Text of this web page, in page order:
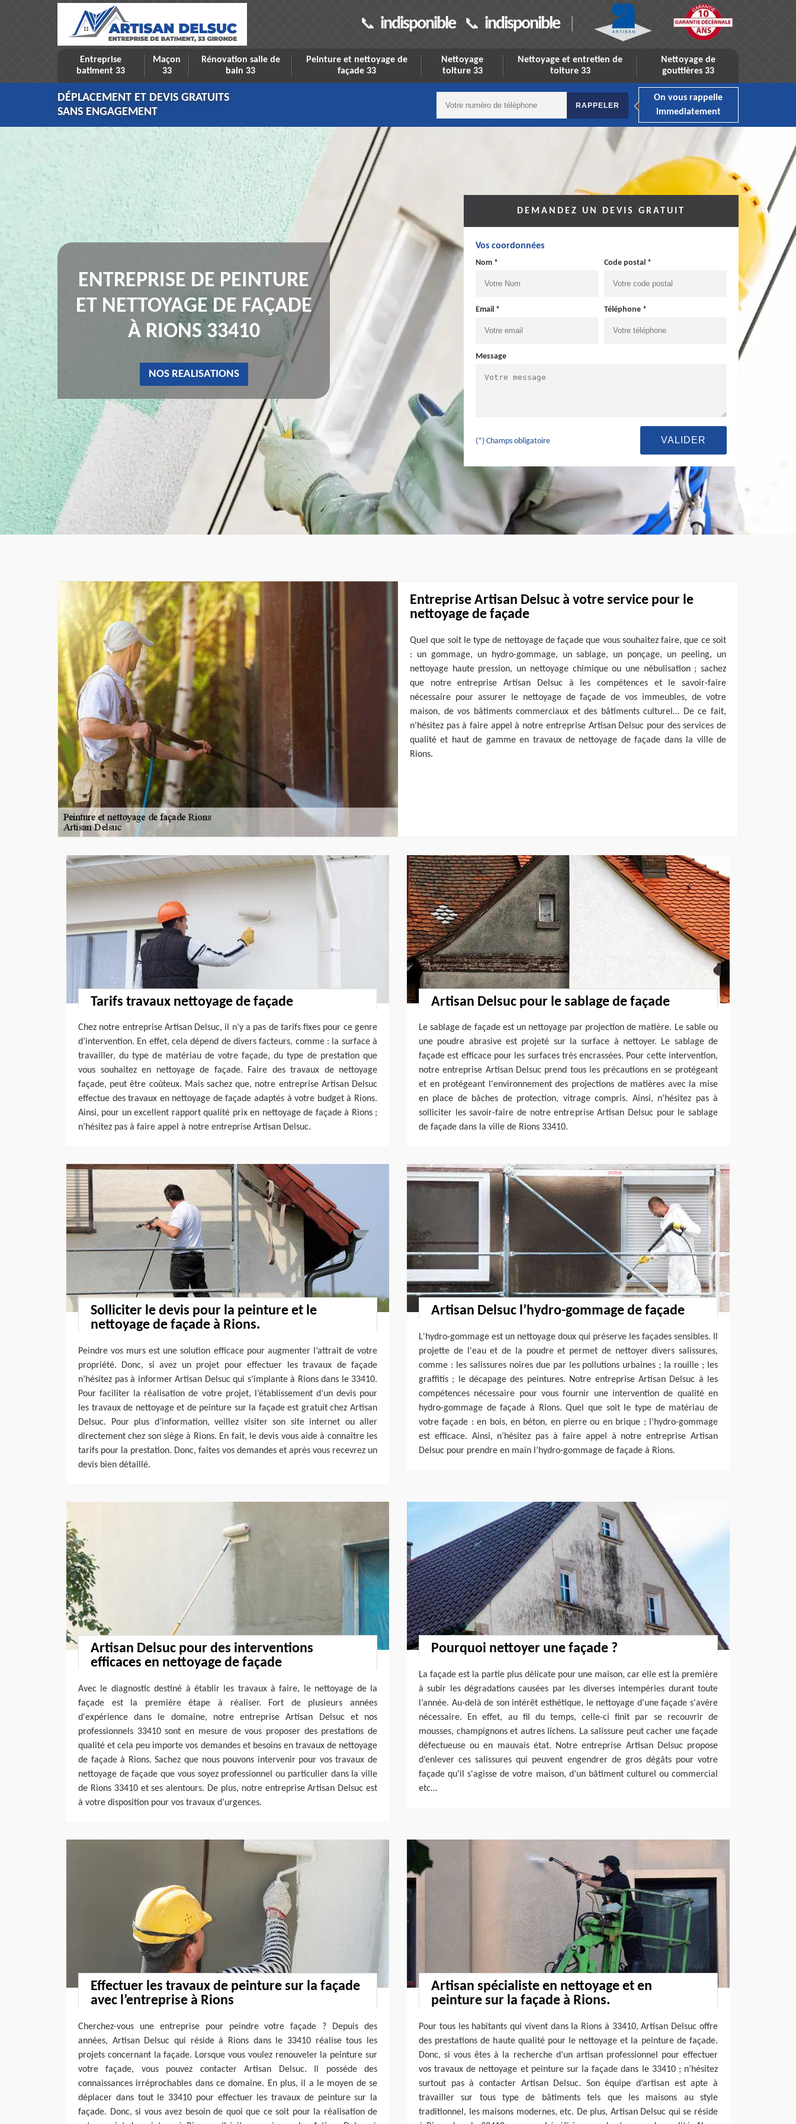
indisponible indisponible
Entreprise
batiment 33
Maçon
33
Rénovation salle de
bain 33
Peinture et nettoyage de
façade 33
Nettoyage
toiture 33
Nettoyage et entretien de
toiture 33
Nettoyage de
gouttières 33
DÉPLACEMENT ET DEVIS GRATUITS
SANS ENGAGEMENT
On vous rappelle
immediatement
ENTREPRISE DE PEINTURE
ET NETTOYAGE DE FAÇADE
À RIONS 33410
NOS REALISATIONS
DEMANDEZ UN DEVIS GRATUIT
Vos coordonnées
Nom * Code postal *
Email * Téléphone *
Message
(*) Champs obligatoire
Entreprise Artisan Delsuc à votre service pour le
nettoyage de façade
Quel que soit le type de nettoyage de façade que vous souhaitez faire, que ce soit
: un gommage, un hydro-gommage, un sablage, un ponçage, un peeling, un
nettoyage haute pression, un nettoyage chimique ou une nébulisation ; sachez
que notre entreprise Artisan Delsuc à les compétences et le savoir-faire
nécessaire pour assurer le nettoyage de façade de vos immeubles, de votre
maison, de vos bâtiments commerciaux et des bâtiments culturel… De ce fait,
n’hésitez pas à faire appel à notre entreprise Artisan Delsuc pour des services de
qualité et haut de gamme en travaux de nettoyage de façade dans la ville de
Rions.
Tarifs travaux nettoyage de façade
Chez notre entreprise Artisan Delsuc, il n’y a pas de tarifs fixes pour ce genre
d’intervention. En effet, cela dépend de divers facteurs, comme : la surface à
travailler, du type de matériau de votre façade, du type de prestation que
vous souhaitez en nettoyage de façade. Faire des travaux de nettoyage
façade, peut être coûteux. Mais sachez que, notre entreprise Artisan Delsuc
effectue des travaux en nettoyage de façade adaptés à votre budget à Rions.
Ainsi, pour un excellent rapport qualité prix en nettoyage de façade à Rions ;
n’hésitez pas à faire appel à notre entreprise Artisan Delsuc.
Artisan Delsuc pour le sablage de façade
Le sablage de façade est un nettoyage par projection de matière. Le sable ou
une poudre abrasive est projeté sur la surface à nettoyer. Le sablage de
façade est efficace pour les surfaces très encrassées. Pour cette intervention,
notre entreprise Artisan Delsuc prend tous les précautions en se protégeant
et en protégeant l'environnement des projections de matières avec la mise
en place de bâches de protection, vitrage compris. Ainsi, n’hésitez pas à
solliciter les savoir-faire de notre entreprise Artisan Delsuc pour le sablage
de façade dans la ville de Rions 33410.
Solliciter le devis pour la peinture et le
nettoyage de façade à Rions.
Peindre vos murs est une solution efficace pour augmenter l’attrait de votre
propriété. Donc, si avez un projet pour effectuer les travaux de façade
n’hésitez pas à informer Artisan Delsuc qui s’implante à Rions dans le 33410.
Pour faciliter la réalisation de votre projet, l’établissement d’un devis pour
les travaux de nettoyage et de peinture sur la façade est gratuit chez Artisan
Delsuc. Pour plus d’information, veillez visiter son site internet ou aller
directement chez son siège à Rions. En fait, le devis vous aide à connaître les
tarifs pour la prestation. Donc, faites vos demandes et après vous recevrez un
devis bien détaillé.
Artisan Delsuc l’hydro-gommage de façade
L'hydro-gommage est un nettoyage doux qui préserve les façades sensibles. Il
projette de l'eau et de la poudre et permet de nettoyer divers salissures,
comme : les salissures noires due par les pollutions urbaines ; la rouille ; les
graffitis ; le décapage des peintures. Notre entreprise Artisan Delsuc à les
compétences nécessaire pour vous fournir une intervention de qualité en
hydro-gommage de façade à Rions. Quel que soit le type de matériau de
votre façade : en bois, en béton, en pierre ou en brique ; l’hydro-gommage
est efficace. Ainsi, n’hésitez pas à faire appel à notre entreprise Artisan
Delsuc pour prendre en main l’hydro-gommage de façade à Rions.
Artisan Delsuc pour des interventions
efficaces en nettoyage de façade
Avec le diagnostic destiné à établir les travaux à faire, le nettoyage de la
façade est la première étape à réaliser. Fort de plusieurs années
d'expérience dans le domaine, notre entreprise Artisan Delsuc et nos
professionnels 33410 sont en mesure de vous proposer des prestations de
qualité et cela peu importe vos demandes et besoins en travaux de nettoyage
de façade à Rions. Sachez que nous pouvons intervenir pour vos travaux de
nettoyage de façade que vous soyez professionnel ou particulier dans la ville
de Rions 33410 et ses alentours. De plus, notre entreprise Artisan Delsuc est
à votre disposition pour vos travaux d’urgences.
Pourquoi nettoyer une façade ?
La façade est la partie plus délicate pour une maison, car elle est la première
à subir les dégradations causées par les diverses intempéries durant toute
l’année. Au-delà de son intérêt esthétique, le nettoyage d'une façade s'avère
nécessaire. En effet, au fil du temps, celle-ci finit par se recouvrir de
mousses, champignons et autres lichens. La salissure peut cacher une façade
défectueuse ou en mauvais état. Notre entreprise Artisan Delsuc propose
d’enlever ces salissures qui peuvent engendrer de gros dégâts pour votre
façade qu'il s'agisse de votre maison, d’un bâtiment culturel ou commercial
etc…
Effectuer les travaux de peinture sur la façade
avec l’entreprise à Rions
Cherchez-vous une entreprise pour peindre votre façade ? Depuis des
années, Artisan Delsuc qui réside à Rions dans le 33410 réalise tous les
projets concernant la façade. Lorsque vous voulez renouveler la peinture sur
votre façade, vous pouvez contacter Artisan Delsuc. Il possède des
connaissances irréprochables dans ce domaine. En plus, il a le moyen de se
déplacer dans tout le 33410 pour effectuer les travaux de peinture sur la
façade. Donc, si vous avez besoin de quoi que ce soit pour la réalisation de
Artisan spécialiste en nettoyage et en
peinture sur la façade à Rions.
Pour tous les habitants qui vivent dans la Rions à 33410, Artisan Delsuc offre
des prestations de haute qualité pour le nettoyage et la peinture de façade.
Donc, si vous êtes à la recherche d’un artisan professionnel pour effectuer
vos travaux de nettoyage et peinture sur la façade dans le 33410 ; n’hésitez
surtout pas à contacter Artisan Delsuc. Son équipe d’artisan est apte à
travailler sur tous type de bâtiments tels que les maisons au style
traditionnel, les maisons modernes, etc. De plus, Artisan Delsuc qui se réside